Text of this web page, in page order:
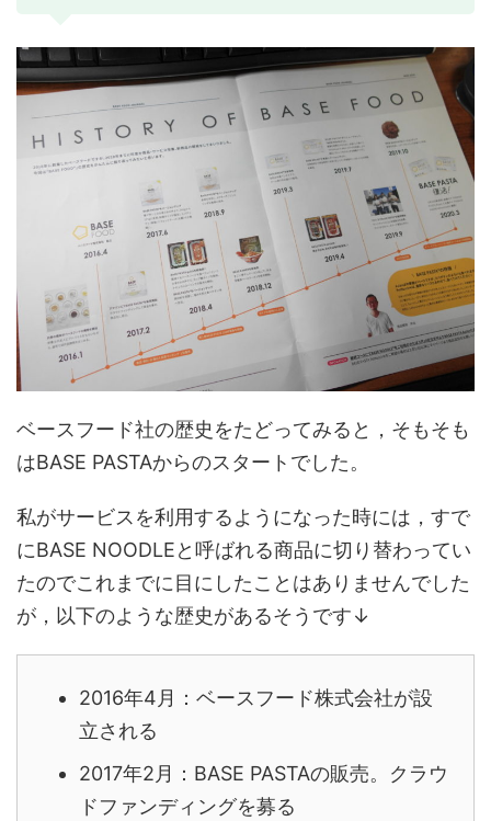
ベースフード社の歴史をたどってみると，そもそも
はBASE PASTAからのスタートでした。
私がサービスを利用するようになった時には，すで
にBASE NOODLEと呼ばれる商品に切り替わってい
たのでこれまでに目にしたことはありませんでした
が，以下のような歴史があるそうです↓
2016年4月：ベースフード株式会社が設
立される
2017年2月：BASE PASTAの販売。クラウ
ドファンディングを募る